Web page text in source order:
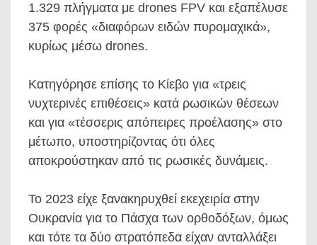
1.329 πλήγματα με drones FPV και εξαπέλυσε
375 φορές «διαφόρων ειδών πυρομαχικά»,
κυρίως μέσω drones.
Κατηγόρησε επίσης το Κίεβο για «τρεις
νυχτερινές επιθέσεις» κατά ρωσικών θέσεων
και για «τέσσερις απόπειρες προέλασης» στο
μέτωπο, υποστηρίζοντας ότι όλες
αποκρούστηκαν από τις ρωσικές δυνάμεις.
Το 2023 είχε ξανακηρυχθεί εκεχειρία στην
Ουκρανία για το Πάσχα των ορθοδόξων, όμως
και τότε τα δύο στρατόπεδα είχαν ανταλλάξει